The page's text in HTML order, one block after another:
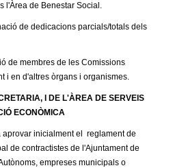
l'Àrea de Benestar Social.
de dedicacions parcials/totals dels
de membres de les Comissions
i en d'altres òrgans i organismes.
I DE L'ÀREA DE SERVEIS
ECONÒMICA
aprovar inicialment el reglament de
de contractistes de l'Ajuntament de
empreses municipals o